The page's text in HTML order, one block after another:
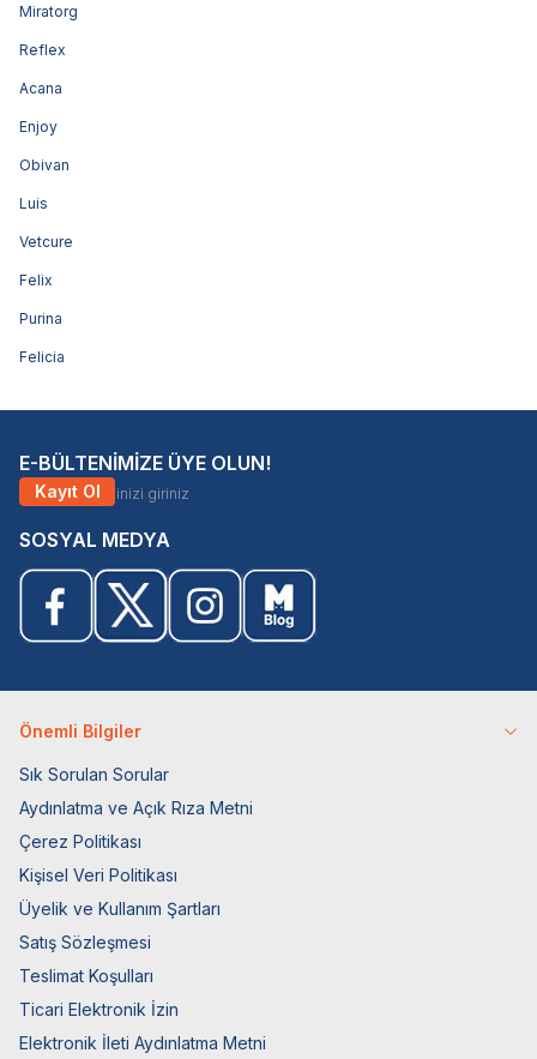
Miratorg
Reflex
Acana
Enjoy
Obivan
Luis
Vetcure
Felix
Purina
Felicia
E-BÜLTENİMİZE ÜYE OLUN!
Kayıt Ol
SOSYAL MEDYA
Önemli Bilgiler
Sık Sorulan Sorular
Aydınlatma ve Açık Rıza Metni
Çerez Politikası
Kişisel Veri Politikası
Üyelik ve Kullanım Şartları
Satış Sözleşmesi
Teslimat Koşulları
Ticari Elektronik İzin
Elektronik İleti Aydınlatma Metni